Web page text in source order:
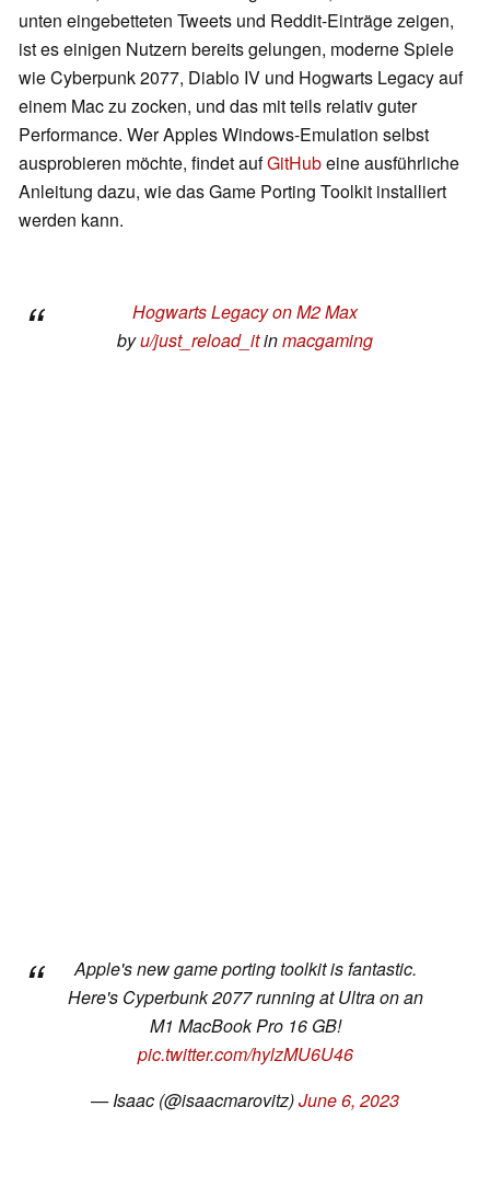
unten eingebetteten Tweets und Reddit-Einträge zeigen,
ist es einigen Nutzern bereits gelungen, moderne Spiele
wie Cyberpunk 2077, Diablo IV und Hogwarts Legacy auf
einem Mac zu zocken, und das mit teils relativ guter
Performance. Wer Apples Windows-Emulation selbst
ausprobieren möchte, findet aufGitHubeine ausführliche
Anleitung dazu, wie das Game Porting Toolkit installiert
werden kann.
Hogwarts Legacy on M2 Max
byu/just_reload_itinmacgaming
Apple's new game porting toolkit is fantastic.
Here's Cyperbunk 2077 running at Ultra on an
M1 MacBook Pro 16 GB!
pic.twitter.com/hylzMU6U46
— Isaac (@isaacmarovitz)June 6, 2023